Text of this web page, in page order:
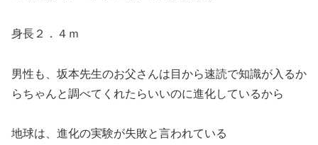
身長２．４ｍ
男性も、坂本先生のお父さんは目から速読で知識が入るか
らちゃんと調べてくれたらいいのに進化しているから
地球は、進化の実験が失敗と言われている